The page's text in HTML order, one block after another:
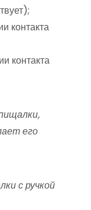
контакта
контакта
его
с ручкой